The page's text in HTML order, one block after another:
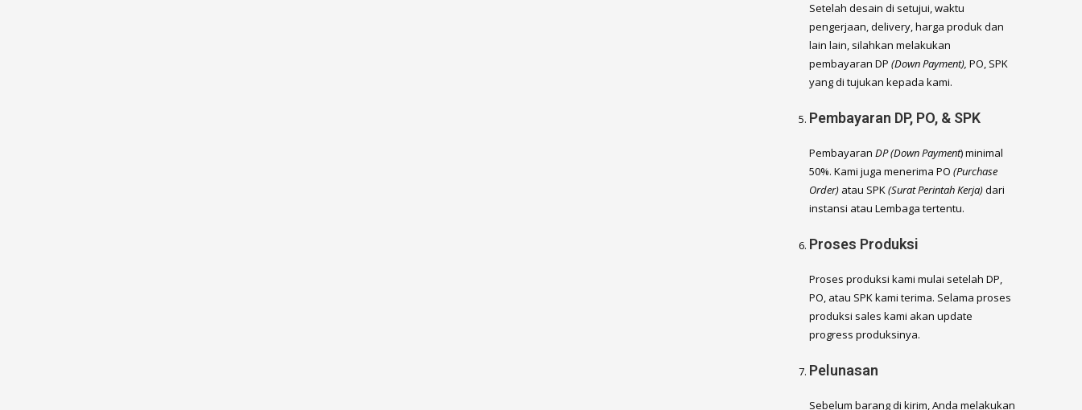
Setelah desain di setujui, waktu
pengerjaan, delivery, harga produk dan
lain lain, silahkan melakukan
pembayaran DP(Down Payment), PO, SPK
yang di tujukan kepada kami.
Pembayaran DP, PO, & SPK
PembayaranDP (Down Payment) minimal
50%. Kami juga menerima PO(Purchase
Order) atau SPK(Surat Perintah Kerja)dari
instansi atau Lembaga tertentu.
Proses Produksi
Proses produksi kami mulai setelah DP,
PO, atau SPK kami terima. Selama proses
produksi sales kami akan update
progress produksinya.
Pelunasan
Sebelum barang di kirim, Anda melakukan